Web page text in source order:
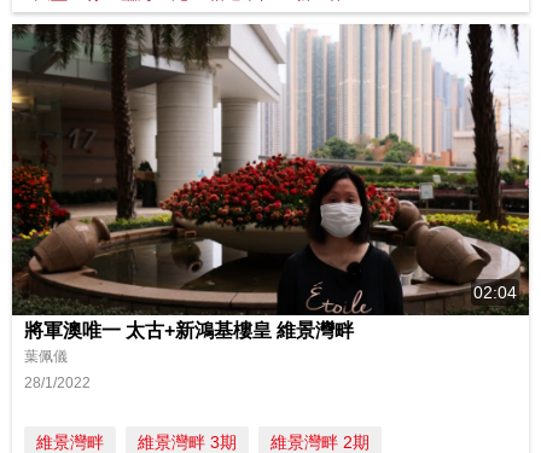
02:04
將軍澳唯一 太古+新鴻基樓皇 維景灣畔
葉佩儀
28/1/2022
維景灣畔 維景灣畔 3期
維景灣畔 2期